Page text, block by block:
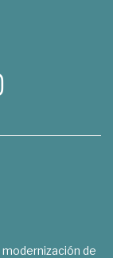
modernización de